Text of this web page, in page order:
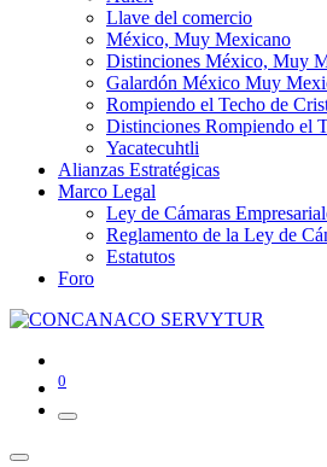
Llave del comercio
México, Muy Mexicano
Distinciones México, Muy
Galardón México Muy
Rompiendo el Techo de
Distinciones Rompiendo el
Yacatecuhtli
Alianzas Estratégicas
Marco Legal
Ley de Cámaras
Reglamento de la Ley de
Estatutos
Foro
0